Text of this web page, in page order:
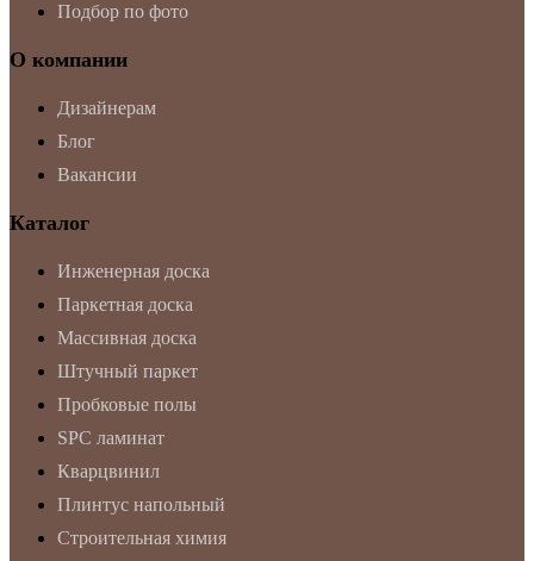
Подбор по фото
О компании
Дизайнерам
Блог
Вакансии
Каталог
Инженерная доска
Паркетная доска
Массивная доска
Штучный паркет
Пробковые полы
SPC ламинат
Кварцвинил
Плинтус напольный
Строительная химия